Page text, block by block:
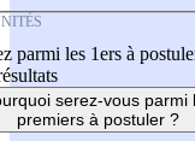
parmi les 1ers à
serez-vous parmi
premiers à postuler ?